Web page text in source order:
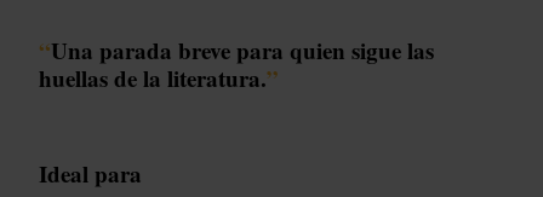
“Una parada breve para quien sigue las
huellas de la literatura.”
Ideal para